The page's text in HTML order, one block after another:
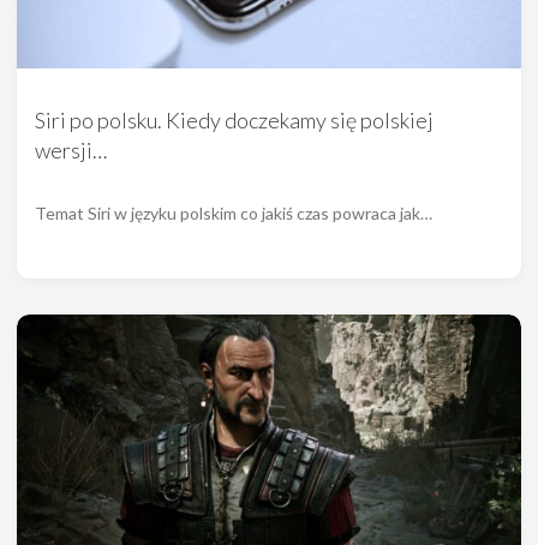
Siri po polsku. Kiedy doczekamy się polskiej
wersji…
Temat Siri w języku polskim co jakiś czas powraca jak…